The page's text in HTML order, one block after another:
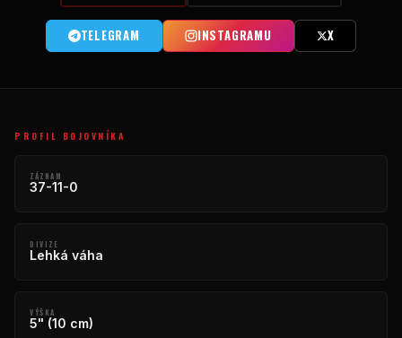
TELEGRAM INSTAGRAMU X
PROFIL BOJOVNÍKA
ZÁZNAM
37-11-0
DIVIZE
Lehká váha
VÝŠKA
5" (10 cm)